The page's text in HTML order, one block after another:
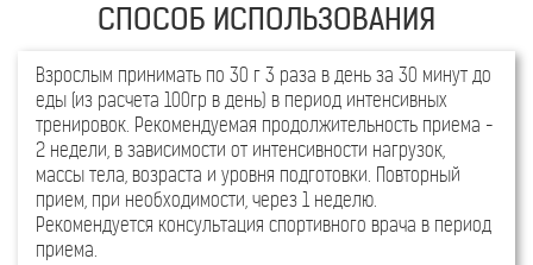
Взрослым принимать по 30 г 3 раза в день за 30 минут до
еды (из расчета 100гр в день) в период интенсивных
тренировок. Рекомендуемая продолжительность приема -
2 недели, в зависимости от интенсивности нагрузок,
массы тела, возраста и уровня подготовки. Повторный
прием, при необходимости, через 1 неделю.
Рекомендуется консультация спортивного врача в период
приема.